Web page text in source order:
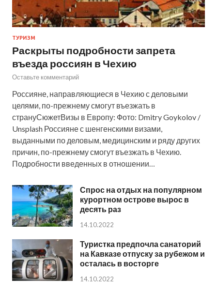
ТУРИЗМ
Раскрыты подробности запрета
въезда россиян в Чехию
Оставьте комментарий
Россияне, направляющиеся в Чехию с деловыми
целями, по-прежнему смогут въезжать в
странуСюжетВизы в Европу: Фото: Dmitry Goykolov /
Unsplash Россияне с шенгенскими визами,
выданными по деловым, медицинским и ряду других
причин, по-прежнему смогут въезжать в Чехию.
Подробности введенных в отношении…
Спрос на отдых на популярном
курортном острове вырос в
десять раз
14.10.2022
Туристка предпочла санаторий
на Кавказе отпуску за рубежом и
осталась в восторге
14.10.2022